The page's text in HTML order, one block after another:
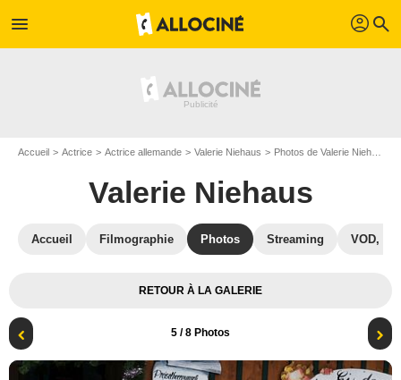
menu profil search
Accueil Actrice Actrice allemande Valerie Niehaus Photos de Valerie Niehaus
Valerie Niehaus
Accueil Filmographie Photos Streaming VOD,
RETOUR À LA GALERIE
5 / 8 Photos